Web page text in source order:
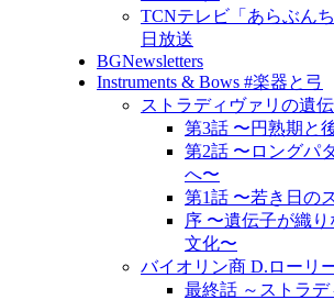
TCNテレビ「あらぶん
日放送
BGNewsletters
Instruments & Bows #楽器と弓
ストラディヴァリの遺
第3話 〜円熟期と
第2話 〜ロングパ
へ〜
第1話 〜若き日の
序 〜遺伝子が織
文化〜
バイオリン商 D.ローリ
最終話 ～ストラ